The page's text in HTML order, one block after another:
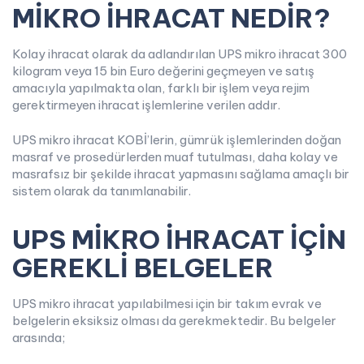
MİKRO İHRACAT NEDİR?
Kolay ihracat olarak da adlandırılan UPS mikro ihracat 300
kilogram veya 15 bin Euro değerini geçmeyen ve satış
amacıyla yapılmakta olan, farklı bir işlem veya rejim
gerektirmeyen ihracat işlemlerine verilen addır.
UPS mikro ihracat KOBİ’lerin, gümrük işlemlerinden doğan
masraf ve prosedürlerden muaf tutulması, daha kolay ve
masrafsız bir şekilde ihracat yapmasını sağlama amaçlı bir
sistem olarak da tanımlanabilir.
UPS MİKRO İHRACAT İÇİN
GEREKLİ BELGELER
UPS mikro ihracat yapılabilmesi için bir takım evrak ve
belgelerin eksiksiz olması da gerekmektedir. Bu belgeler
arasında;